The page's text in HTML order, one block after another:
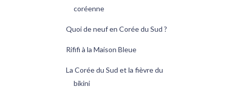
coréenne
Quoi de neuf en Corée du Sud ?
Rififi à la Maison Bleue
La Corée du Sud et la fièvre du
bikini